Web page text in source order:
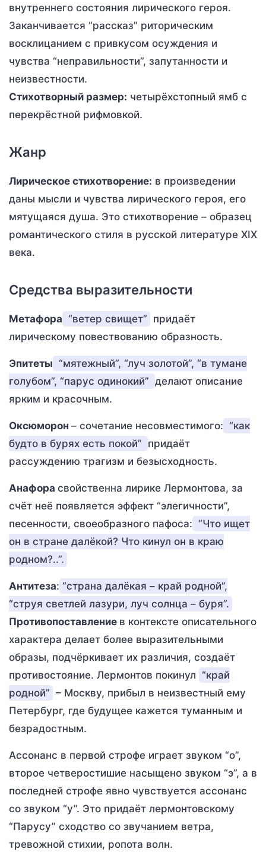
внутреннего состояния лирического героя.
Заканчивается “рассказ” риторическим
восклицанием с привкусом осуждения и
чувства “неправильности”, запутанности и
неизвестности.
Стихотворный размер: четырёхстопный ямб с
перекрёстной рифмовкой.
Жанр
Лирическое стихотворение: в произведении
даны мысли и чувства лирического героя, его
мятущаяся душа. Это стихотворение – образец
романтического стиля в русской литературе XIX
века.
Средства выразительности
Метафора “ветер свищет” придаёт
лирическому повествованию образность.
Эпитеты “мятежный”, “луч золотой”, “в тумане
голубом”, “парус одинокий” делают описание
ярким и красочным.
Оксюморон – сочетание несовместимого: “как
будто в бурях есть покой” придаёт
рассуждению трагизм и безысходность.
Анафора свойственна лирике Лермонтова, за
счёт неё появляется эффект “элегичности”,
песенности, своеобразного пафоса: “Что ищет
он в стране далёкой? Что кинул он в краю
родном?..”.
Антитеза: “страна далёкая – край родной”,
“струя светлей лазури, луч солнца – буря”.
Противопоставление в контексте описательного
характера делает более выразительными
образы, подчёркивает их различия, создаёт
противостояние. Лермонтов покинул “край
родной” – Москву, прибыл в неизвестный ему
Петербург, где будущее кажется туманным и
безрадостным.
Ассонанс в первой строфе играет звуком “о”,
второе четверостишие насыщено звуком “э”, а в
последней строфе явно чувствуется ассонанс
со звуком “у”. Это придаёт лермонтовскому
“Парусу” сходство со звучанием ветра,
тревожной стихии, ропота волн.